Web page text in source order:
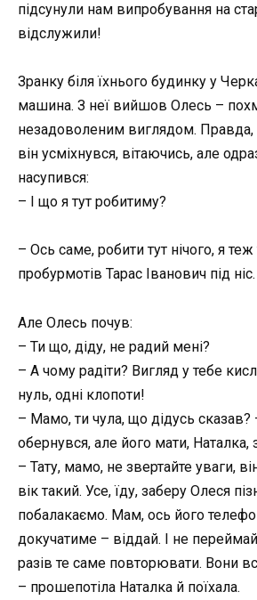
підсунули нам випробування на
відслужили!
Зранку біля їхнього будинку у
машина. З неї вийшов Олесь –
незадоволеним виглядом. Правда,
він усміхнувся, вітаючись, але
насупився:
– І що я тут робитиму?
– Ось саме, робити тут нічого, я
пробурмотів Тарас Іванович під ніс.
Але Олесь почув:
– Ти що, діду, не радий мені?
– А чому радіти? Вигляд у тебе
нуль, одні клопоти!
– Мамо, ти чула, що дідусь сказав?
обернувся, але його мати, Наталка,
– Тату, мамо, не звертайте уваги,
вік такий. Усе, їду, заберу Олеся
побалакаємо. Мам, ось його
докучатиме – віддай. І не
разів те саме повторювати. Вони
– прошепотіла Наталка й поїхала.